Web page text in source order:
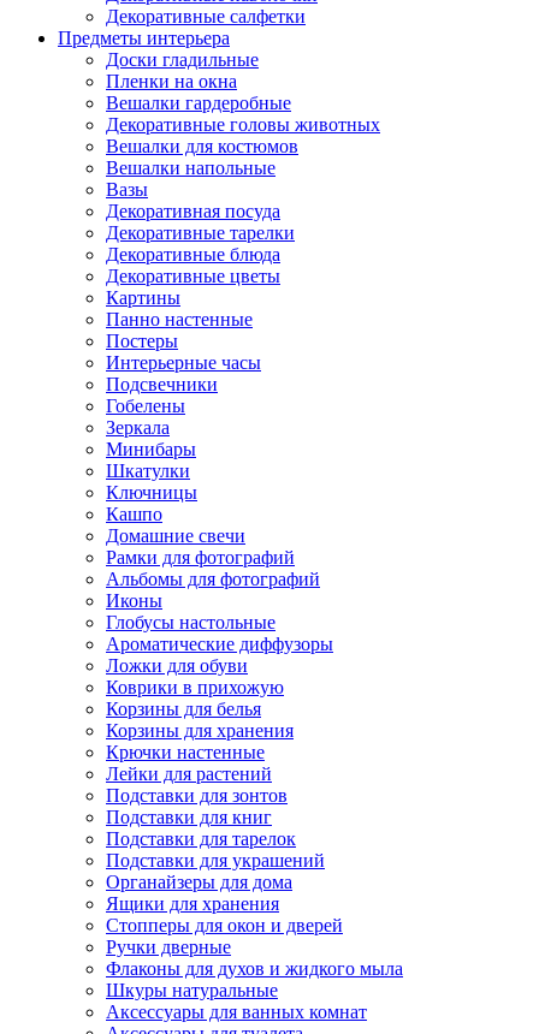
Декоративные салфетки
Предметы интерьера
Доски гладильные
Пленки на окна
Вешалки гардеробные
Декоративные головы животных
Вешалки для костюмов
Вешалки напольные
Вазы
Декоративная посуда
Декоративные тарелки
Декоративные блюда
Декоративные цветы
Картины
Панно настенные
Постеры
Интерьерные часы
Подсвечники
Гобелены
Зеркала
Минибары
Шкатулки
Ключницы
Кашпо
Домашние свечи
Рамки для фотографий
Альбомы для фотографий
Иконы
Глобусы настольные
Ароматические диффузоры
Ложки для обуви
Коврики в прихожую
Корзины для белья
Корзины для хранения
Крючки настенные
Лейки для растений
Подставки для зонтов
Подставки для книг
Подставки для тарелок
Подставки для украшений
Органайзеры для дома
Ящики для хранения
Стопперы для окон и дверей
Ручки дверные
Флаконы для духов и жидкого мыла
Шкуры натуральные
Аксессуары для ванных комнат